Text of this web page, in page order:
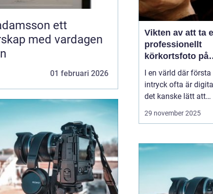
ett
med vardagen
01 februari 2026
Vikten av att ta
professionellt
körkortsfoto på
Östermalm
I en värld där första
intryck ofta är
det kanske lätt att
glömma bort vikten
en viktig del av vår
identitet. Ett k&o...
29 november 2025